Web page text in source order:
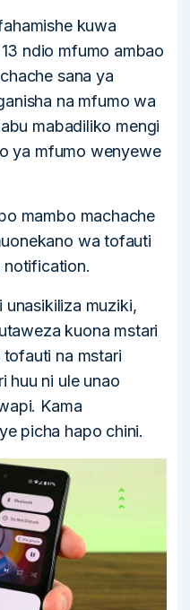
kuwa
ndio mfumo ambao
sana ya
na mfumo wa
mabadiliko mengi
ya mfumo wenyewe
mambo machache
wa tofauti
notification.
muziki,
kuona mstari
na mstari
huu ni ule unao
Kama
picha hapo chini.